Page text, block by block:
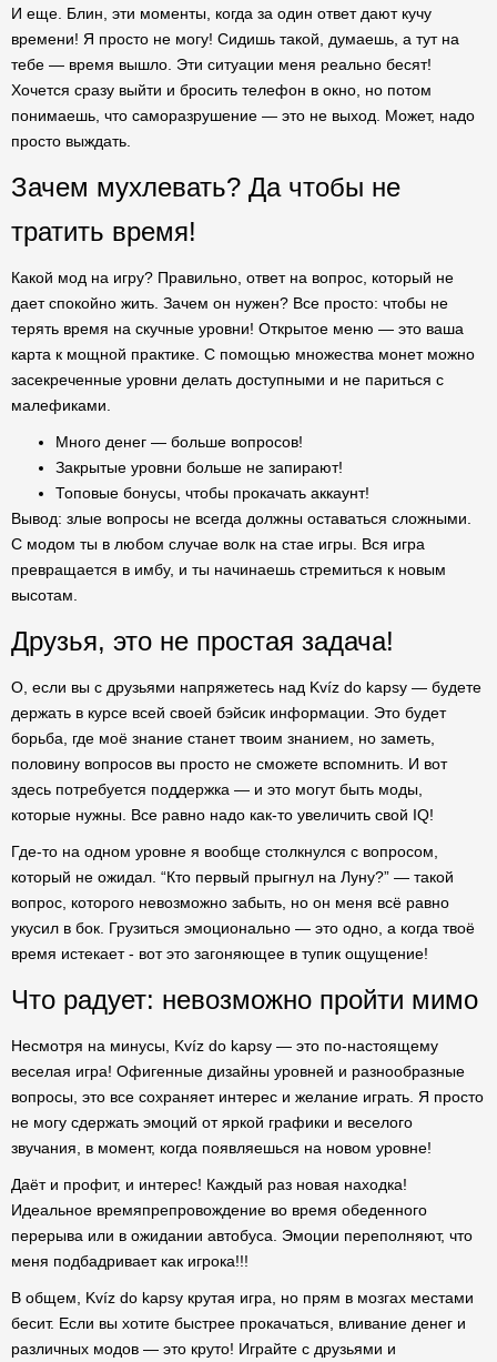
И еще. Блин, эти моменты, когда за один ответ дают кучу
времени! Я просто не могу! Сидишь такой, думаешь, а тут на
тебе — время вышло. Эти ситуации меня реально бесят!
Хочется сразу выйти и бросить телефон в окно, но потом
понимаешь, что саморазрушение — это не выход. Может, надо
просто выждать.
Зачем мухлевать? Да чтобы не
тратить время!
Какой мод на игру? Правильно, ответ на вопрос, который не
дает спокойно жить. Зачем он нужен? Все просто: чтобы не
терять время на скучные уровни! Открытое меню — это ваша
карта к мощной практике. С помощью множества монет можно
засекреченные уровни делать доступными и не париться с
малефиками.
Много денег — больше вопросов!
Закрытые уровни больше не запирают!
Топовые бонусы, чтобы прокачать аккаунт!
Вывод: злые вопросы не всегда должны оставаться сложными.
С модом ты в любом случае волк на стае игры. Вся игра
превращается в имбу, и ты начинаешь стремиться к новым
высотам.
Друзья, это не простая задача!
О, если вы с друзьями напряжетесь над Kvíz do kapsy — будете
держать в курсе всей своей бэйсик информации. Это будет
борьба, где моё знание станет твоим знанием, но заметь,
половину вопросов вы просто не сможете вспомнить. И вот
здесь потребуется поддержка — и это могут быть моды,
которые нужны. Все равно надо как-то увеличить свой IQ!
Где-то на одном уровне я вообще столкнулся с вопросом,
который не ожидал. “Кто первый прыгнул на Луну?” — такой
вопрос, которого невозможно забыть, но он меня всё равно
укусил в бок. Грузиться эмоционально — это одно, а когда твоё
время истекает - вот это загоняющее в тупик ощущение!
Что радует: невозможно пройти мимо
Несмотря на минусы, Kvíz do kapsy — это по-настоящему
веселая игра! Офигенные дизайны уровней и разнообразные
вопросы, это все сохраняет интерес и желание играть. Я просто
не могу сдержать эмоций от яркой графики и веселого
звучания, в момент, когда появляешься на новом уровне!
Даёт и профит, и интерес! Каждый раз новая находка!
Идеальное времяпрепровождение во время обеденного
перерыва или в ожидании автобуса. Эмоции переполняют, что
меня подбадривает как игрока!!!
В общем, Kvíz do kapsy крутая игра, но прям в мозгах местами
бесит. Если вы хотите быстрее прокачаться, вливание денег и
различных модов — это круто! Играйте с друзьями и